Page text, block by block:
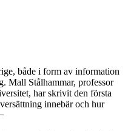
både i form av information
Mall Stålhammar, professor
har skrivit den första
innebär och hur